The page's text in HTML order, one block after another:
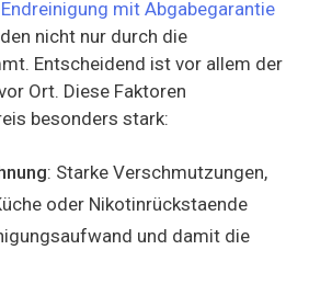
Endreinigung mit Abgabegarantie
nicht nur durch die
Entscheidend ist vor allem der
Ort. Diese Faktoren
besonders stark:
: Starke Verschmutzungen,
oder Nikotinrückstaende
und damit die